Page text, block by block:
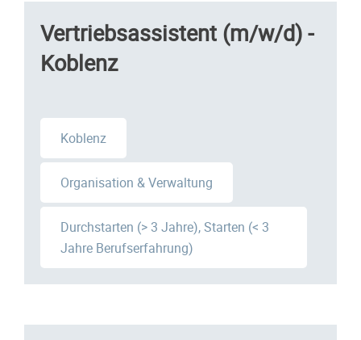
Vertriebsassistent (m/w/d) -
Koblenz
Koblenz
Organisation & Verwaltung
Durchstarten (> 3 Jahre), Starten (< 3
Jahre Berufserfahrung)